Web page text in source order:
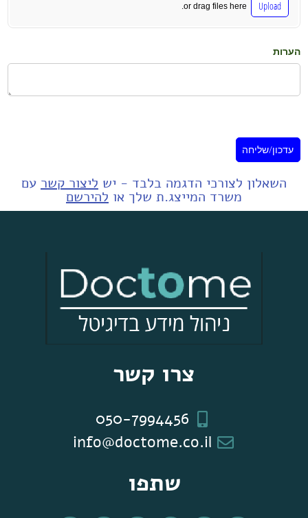
Upload
or drag files here.
הערות
עדכון/שליחה
השאלון לצורכי הדגמה בלבד - יש ליצור קשר עם
משרד המייצג.ת שלך או להירשם
צרו קשר
050-7994456
info@doctome.co.il
שתפו